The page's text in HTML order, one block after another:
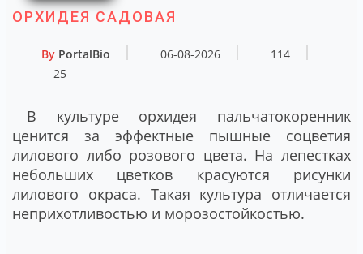
ОРХИДЕЯ САДОВАЯ
By PortalBio 06-08-2026
114
25
В культуре орхидея пальчатокоренник
ценится за эффектные пышные соцветия
лилового либо розового цвета. На лепестках
небольших цветков красуются рисунки
лилового окраса. Такая культура отличается
неприхотливостью и морозостойкостью.